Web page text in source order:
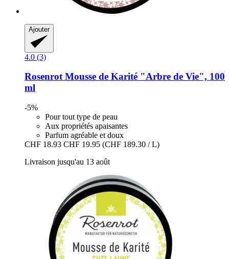
Ajouter
4.0 (3)
RosenrotMousse de Karité "Arbre de Vie", 100
ml
-5%
Pour tout type de peau
Aux propriétés apaisantes
Parfum agréable et doux
CHF 18.93 CHF 19.95 (CHF 189.30 / L)
Livraison jusqu'au 13 août